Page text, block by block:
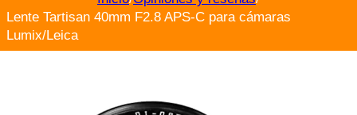
Lente Tartisan 40mm F2.8 APS-C para cámaras
Lumix/Leica